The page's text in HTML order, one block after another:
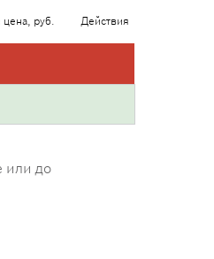
цена, руб. Действия
или до